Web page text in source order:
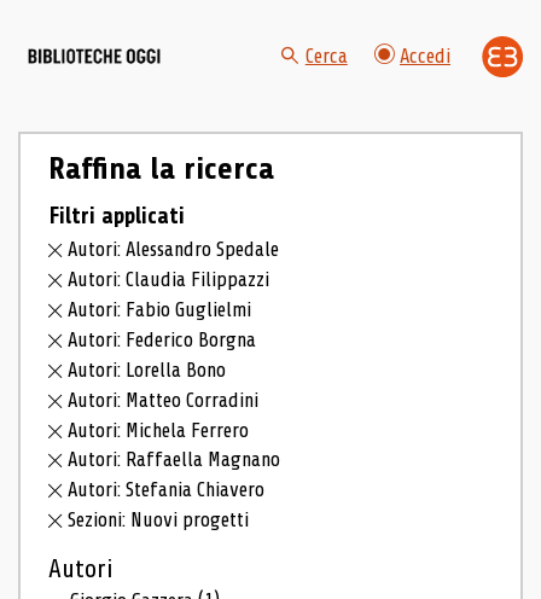
Cerca Accedi
Raffina la ricerca
Filtri applicati
Autori: Alessandro Spedale
Autori: Claudia Filippazzi
Autori: Fabio Guglielmi
Autori: Federico Borgna
Autori: Lorella Bono
Autori: Matteo Corradini
Autori: Michela Ferrero
Autori: Raffaella Magnano
Autori: Stefania Chiavero
Sezioni: Nuovi progetti
Autori